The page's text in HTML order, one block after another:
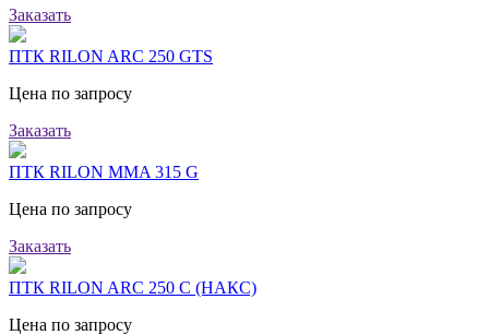
Заказать
ПТК RILON ARC 250 GTS
Цена по запросу
Заказать
ПТК RILON MMA 315 G
Цена по запросу
Заказать
ПТК RILON ARC 250 C (НАКС)
Цена по запросу